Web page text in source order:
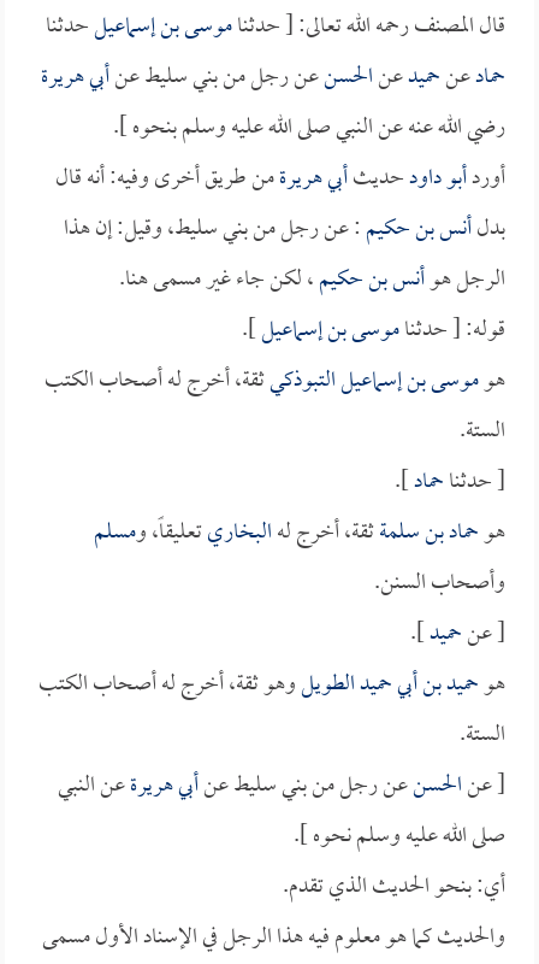
قال المصنف رحمه الله تعالى: [ حدثناموسى بن إسماعيلحدثنا
حمادعنحميدعنالحسنعن رجل من بني سليط عنأبي هريرة
رضي الله عنه عن النبي صلى الله عليه وسلم بنحوه ].
أوردأبو داودحديثأبي هريرةمن طريق أخرى وفيه: أنه قال
بدلأنس بن حكيم: عن رجل من بني سليط، وقيل: إن هذا
الرجل هوأنس بن حكيم، لكن جاء غير مسمى هنا.
قوله: [ حدثناموسى بن إسماعيل].
هوموسى بن إسماعيل التبوذكيثقة، أخرج له أصحاب الكتب
الستة.
[ حدثناحماد].
هوحماد بن سلمةثقة، أخرج لهالبخاريتعليقاً، ومسلم
وأصحاب السنن.
[ عنحميد].
هوحميد بن أبي حميد الطويلوهو ثقة، أخرج له أصحاب الكتب
الستة.
[ عنالحسنعن رجل من بني سليط عنأبي هريرةعن النبي
صلى الله عليه وسلم نحوه ].
أي: بنحو الحديث الذي تقدم.
والحديث كما هو معلوم فيه هذا الرجل في الإسناد الأول مسمى